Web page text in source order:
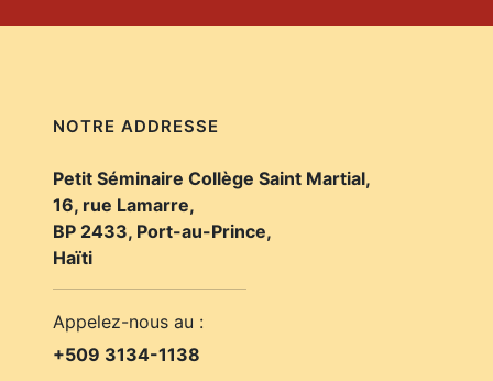
NOTRE ADDRESSE
Petit Séminaire Collège Saint Martial,
16, rue Lamarre,
BP 2433, Port-au-Prince,
Haïti
Appelez-nous au :
+509 3134-1138